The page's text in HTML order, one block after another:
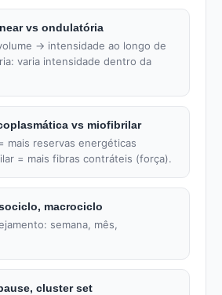
vs ondulatória
→ intensidade ao longo de
varia intensidade dentro da
vs miofibrilar
mais reservas energéticas
= mais fibras contráteis (força).
macrociclo
semana, mês,
cluster set